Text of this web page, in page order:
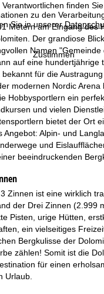
finden
zu den
Sie in unserer
Zustimmen
Metern am Eingang des
Der grandiose
Namen
auf eine hundertjährige
für die
modernen Nordic Arena
Hobbysportlern ein
und vielen
bietet der Ort
Angebot: Alpin- und
und
beeindruckenden
Zinnen ist eine wirklich
der Drei Zinnen (2.999
Pisten, urige Hütten,
ein vielseitiges
Bergkulisse der
zählen! Somit ist die
für einen
Urlaub.